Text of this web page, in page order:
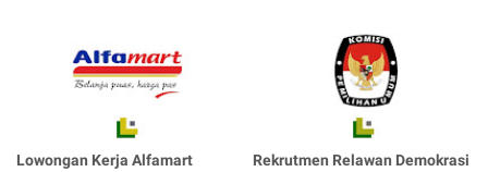
Lowongan Kerja Alfamart
Rekrutmen Relawan Demokrasi